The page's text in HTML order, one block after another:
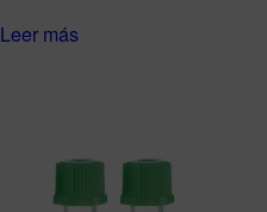
Leer más